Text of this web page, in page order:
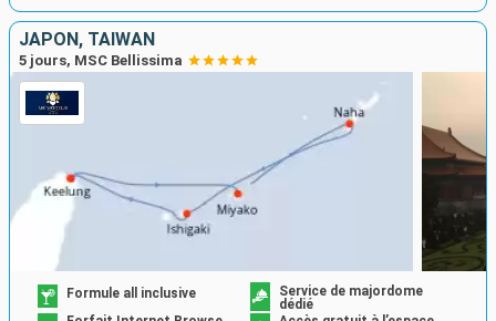
JAPON, TAÏWAN
5 jours, MSC Bellissima
Formule all inclusive
Service de majordome
dédié